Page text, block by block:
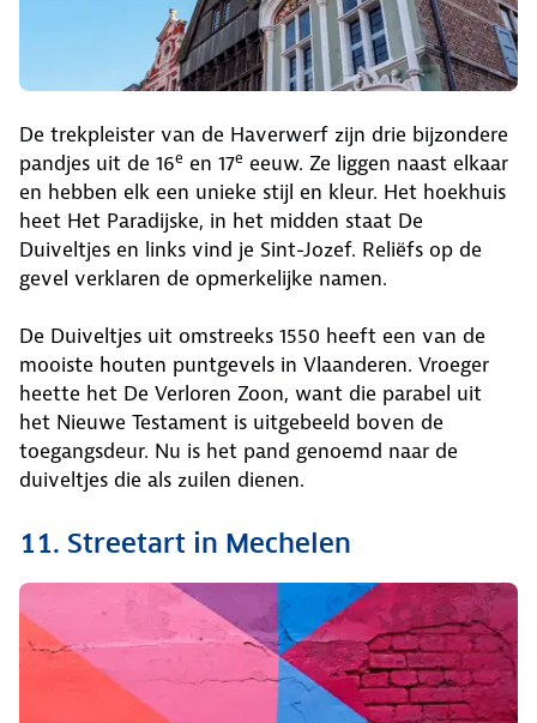
De trekpleister van de Haverwerf zijn drie bijzondere
pandjes uit de 16e en 17e eeuw. Ze liggen naast elkaar
en hebben elk een unieke stijl en kleur. Het hoekhuis
heet Het Paradijske, in het midden staat De
Duiveltjes en links vind je Sint-Jozef. Reliëfs op de
gevel verklaren de opmerkelijke namen.
De Duiveltjes uit omstreeks 1550 heeft een van de
mooiste houten puntgevels in Vlaanderen. Vroeger
heette het De Verloren Zoon, want die parabel uit
het Nieuwe Testament is uitgebeeld boven de
toegangsdeur. Nu is het pand genoemd naar de
duiveltjes die als zuilen dienen.
11. Streetart in Mechelen